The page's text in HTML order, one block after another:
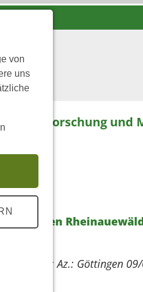
Forschung
in den
Az.: Göttingen
von
uns